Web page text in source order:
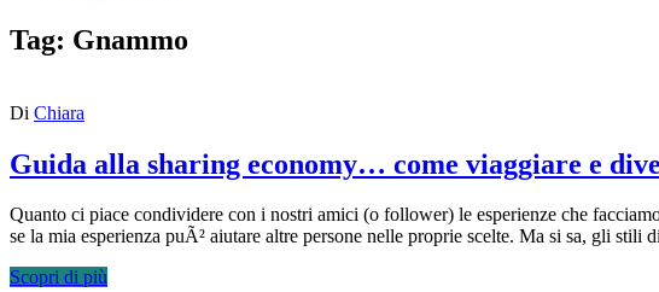
Tag: Gnammo
Di Chiara
Guida alla sharing economy… come viaggiare e
Quanto ci piace condividere con i nostri amici (o follower) le esperienze che
se la mia esperienza puÃ² aiutare altre persone nelle proprie scelte. Ma si sa, gli
Scopri di più